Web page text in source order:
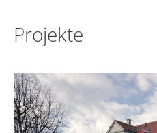
Projekte